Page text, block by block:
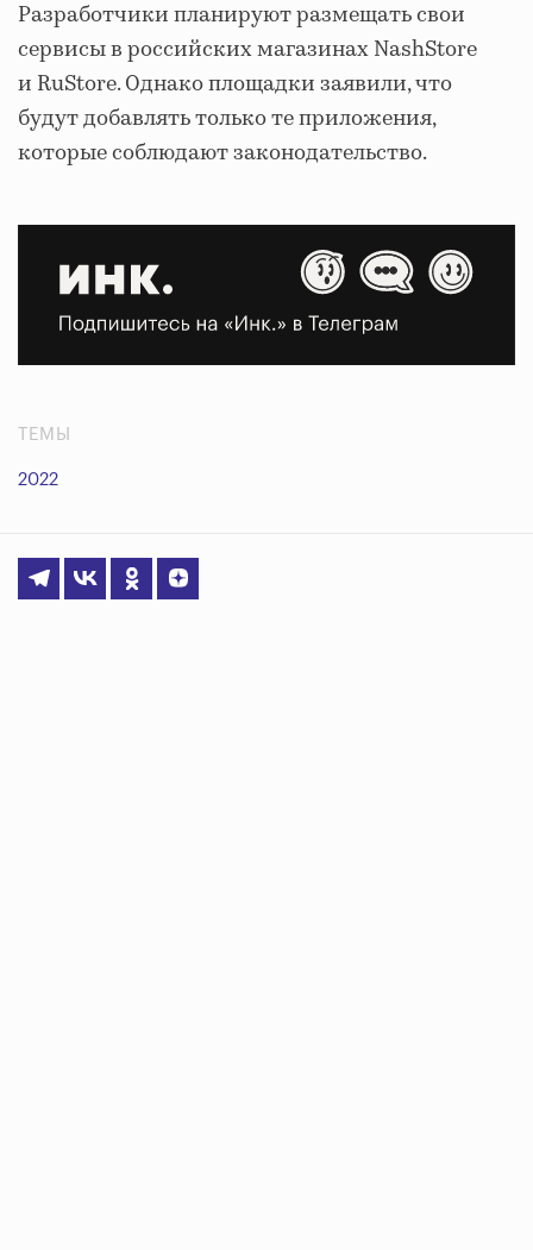
Разработчики планируют размещать свои
сервисы в российских магазинах NashStore
и RuStore. Однако площадки заявили, что
будут добавлять только те приложения,
которые соблюдают законодательство.
ТЕМЫ
2022